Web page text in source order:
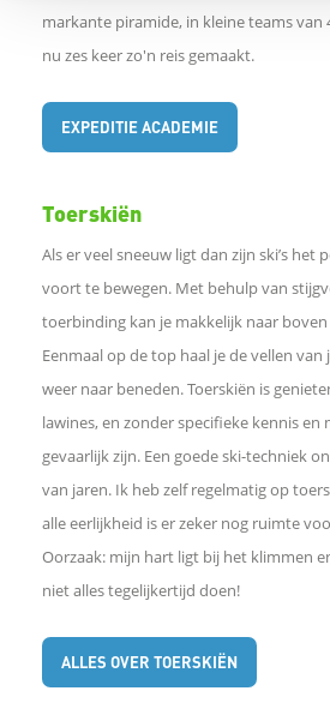
markante piramide, in kleine teams van
nu zes keer zo'n reis gemaakt.
EXPEDITIE ACADEMIE
Toerskiën
Als er veel sneeuw ligt dan zijn ski’s het
voort te bewegen. Met behulp van
toerbinding kan je makkelijk naar
Eenmaal op de top haal je de vellen van
weer naar beneden. Toerskiën is
lawines, en zonder specifieke kennis en
gevaarlijk zijn. Een goede ski-techniek
van jaren. Ik heb zelf regelmatig op
alle eerlijkheid is er zeker nog ruimte
Oorzaak: mijn hart ligt bij het klimmen
niet alles tegelijkertijd doen!
ALLES OVER TOERSKIËN